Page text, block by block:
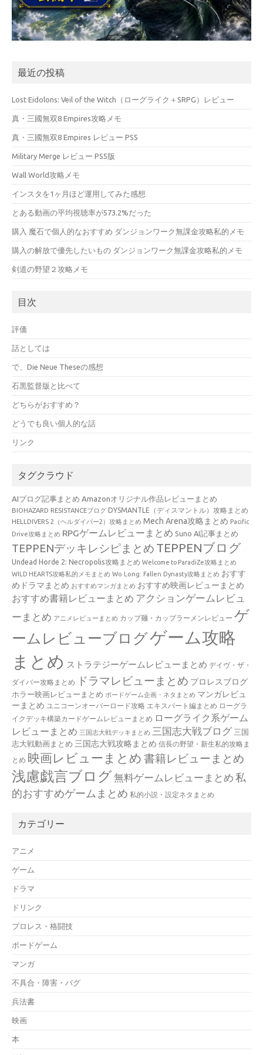
最近の投稿
Lost Eidolons: Veil of the Witch（ローグライク＋SRPG）レビュー
真・三國無双8 Empires攻略メモ
真・三國無双8 Empires レビュー PS5
Military Merge レビュー PS5版
Wall World攻略メモ
インスタを1ヶ月ほど運用してみた感想
とある動画の平均視聴率が573.2%だった
購入 魔石で個人的なおすすめ ダンジョンワーク無課金攻略私的メモ
購入の解放で優先したいもの ダンジョンワーク無課金攻略私的メモ
剣道の野望２攻略メモ
目次
評価
話としては
で、Die Neue Theseの感想
石黒監督版と比べて
どちらがおすすめ？
どうでも良い個人的な話
リンク
タグクラウド
AIブログ記事まとめ Amazonオリジナル作品レビューまとめ
BIOHAZARD RESISTANCEブログ DYSMANTLE（ディスマントル）攻略まとめ
HELLDIVERS 2（ヘルダイバー2）攻略まとめ Mech Arena攻略まとめ Pacific
Drive攻略まとめ RPGゲームレビューまとめ Suno AI記事まとめ
TEPPENデッキレシピまとめ TEPPENブログ
Undead Horde 2: Necropolis攻略まとめ Welcome to ParadiZe攻略まとめ
WILD HEARTS攻略私的メモまとめ Wo Long: Fallen Dynasty攻略まとめ おすす
めドラマまとめ おすすめマンガまとめ おすすめ映画レビューまとめ
おすすめ書籍レビューまとめ アクションゲームレビュ
ーまとめ アニメレビューまとめ カップ麺・カップラーメンレビュー ゲ
ームレビューブログゲーム攻略
まとめ ストラテジーゲームレビューまとめ デイヴ・ザ・
ダイバー攻略まとめ ドラマレビューまとめ プロレスブログ
ホラー映画レビューまとめ ボードゲーム企画・ネタまとめ マンガレビュ
ーまとめ ユニコーンオーバーロード攻略 エキスパート編まとめ ローグラ
イクデッキ構築カードゲームレビューまとめ ローグライク系ゲーム
レビューまとめ 三国志大戦デッキまとめ 三国志大戦ブログ 三国
志大戦動画まとめ 三国志大戦攻略まとめ 信長の野望・新生私的攻略ま
とめ 映画レビューまとめ 書籍レビューまとめ
浅慮戯言ブログ無料ゲームレビューまとめ 私
的おすすめゲームまとめ 私的小説・設定ネタまとめ
カテゴリー
アニメ
ゲーム
ドラマ
ドリンク
プロレス・格闘技
ボードゲーム
マンガ
不具合・障害・バグ
兵法書
映画
本